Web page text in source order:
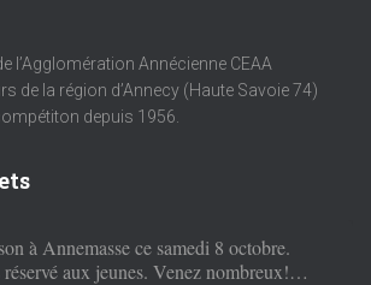
l’Agglomération Annécienne CEAA
de la région d’Annecy (Haute Savoie 74)
depuis 1956.
à Annemasse ce samedi 8 octobre.
aux jeunes. Venez nombreux!…